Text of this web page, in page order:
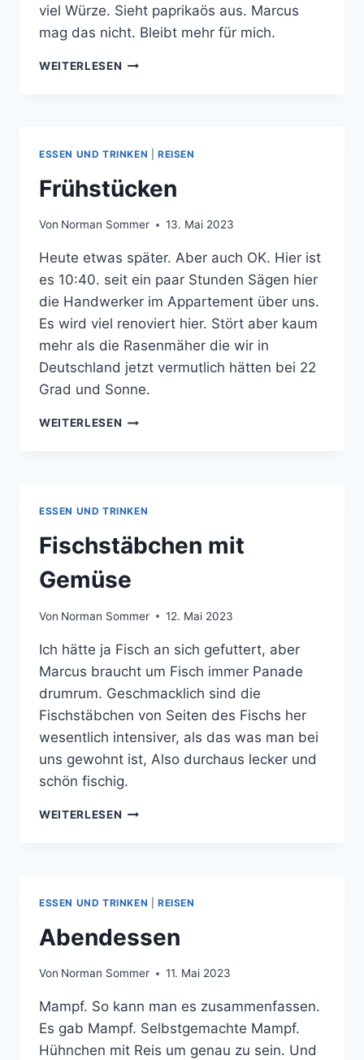
viel Würze. Sieht paprikaös aus. Marcus
mag das nicht. Bleibt mehr für mich.
WEITERLESEN ICH
:)
ESSEN UND TRINKEN REISEN
Frühstücken
Von Norman Sommer 13. Mai 2023
Heute etwas später. Aber auch OK. Hier ist
es 10:40. seit ein paar Stunden Sägen hier
die Handwerker im Appartement über uns.
Es wird viel renoviert hier. Stört aber kaum
mehr als die Rasenmäher die wir in
Deutschland jetzt vermutlich hätten bei 22
Grad und Sonne.
WEITERLESEN FRÜHSTÜCKEN
ESSEN UND TRINKEN
Fischstäbchen mit
Gemüse
Von Norman Sommer 12. Mai 2023
Ich hätte ja Fisch an sich gefuttert, aber
Marcus braucht um Fisch immer Panade
drumrum. Geschmacklich sind die
Fischstäbchen von Seiten des Fischs her
wesentlich intensiver, als das was man bei
uns gewohnt ist, Also durchaus lecker und
schön fischig.
WEITERLESEN FISCHSTÄBCHEN
ESSEN UND TRINKEN REISEN
Abendessen
Von Norman Sommer 11. Mai 2023
Mampf. So kann man es zusammenfassen.
Es gab Mampf. Selbstgemachte Mampf.
Hühnchen mit Reis um genau zu sein. Und